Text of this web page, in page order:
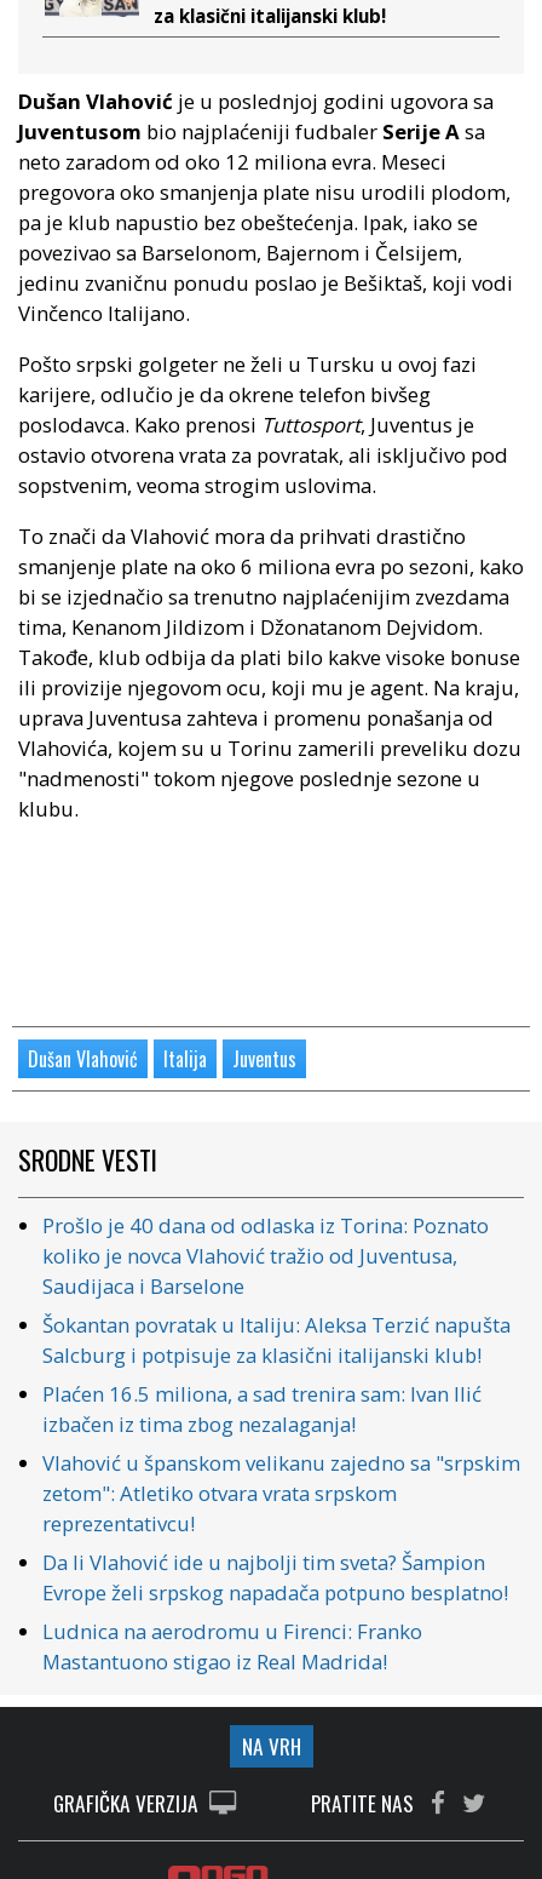
za klasični italijanski klub!
Dušan Vlahović je u poslednjoj godini ugovora sa
Juventusom bio najplaćeniji fudbaler Serije Asa
neto zaradom od oko 12 miliona evra. Meseci
pregovora oko smanjenja plate nisu urodili plodom,
pa je klub napustio bez obeštećenja. Ipak, iako se
povezivao sa Barselonom, Bajernom i Čelsijem,
jedinu zvaničnu ponudu poslao je Bešiktaš, koji vodi
Vinčenco Italijano.
Pošto srpski golgeter ne želi u Tursku u ovoj fazi
karijere, odlučio je da okrene telefon bivšeg
poslodavca. Kako prenosi Tuttosport, Juventus je
ostavio otvorena vrata za povratak, ali isključivo pod
sopstvenim, veoma strogim uslovima.
To znači da Vlahović mora da prihvati drastično
smanjenje plate na oko 6 miliona evra po sezoni, kako
bi se izjednačio sa trenutno najplaćenijim zvezdama
tima, Kenanom Jildizom i Džonatanom Dejvidom.
Takođe, klub odbija da plati bilo kakve visoke bonuse
ili provizije njegovom ocu, koji mu je agent. Na kraju,
uprava Juventusa zahteva i promenu ponašanja od
Vlahovića, kojem su u Torinu zamerili preveliku dozu
"nadmenosti" tokom njegove poslednje sezone u
klubu.
Dušan Vlahović Italija Juventus
SRODNE VESTI
Prošlo je 40 dana od odlaska iz Torina: Poznato
koliko je novca Vlahović tražio od Juventusa,
Saudijaca i Barselone
Šokantan povratak u Italiju: Aleksa Terzić napušta
Salcburg i potpisuje za klasični italijanski klub!
Plaćen 16.5 miliona, a sad trenira sam: Ivan Ilić
izbačen iz tima zbog nezalaganja!
Vlahović u španskom velikanu zajedno sa "srpskim
zetom": Atletiko otvara vrata srpskom
reprezentativcu!
Da li Vlahović ide u najbolji tim sveta? Šampion
Evrope želi srpskog napadača potpuno besplatno!
Ludnica na aerodromu u Firenci: Franko
Mastantuono stigao iz Real Madrida!
NA VRH
GRAFIČKA VERZIJA
PRATITE NAS